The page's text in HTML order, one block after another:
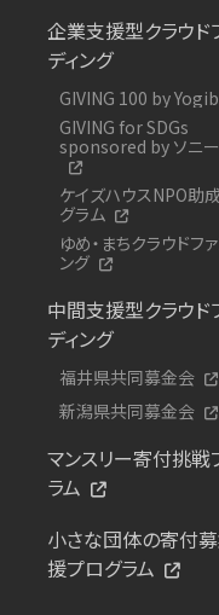
企業支援型クラウド
ディング
GIVING 100 by
GIVING for SDGs
sponsored by ソニ
ケイズハウスNPO助
グラム
ゆめ・まちクラウドフ
ング
中間支援型クラウド
ディング
福井県共同募金会
新潟県共同募金会
マンスリー寄付挑戦
ラム
小さな団体の寄付
援プログラム